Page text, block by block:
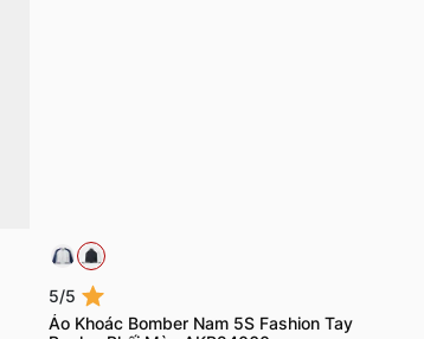
5/5
Áo Khoác Bomber Nam 5S Fashion Tay